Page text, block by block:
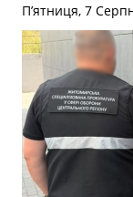
П’ятниця, 7